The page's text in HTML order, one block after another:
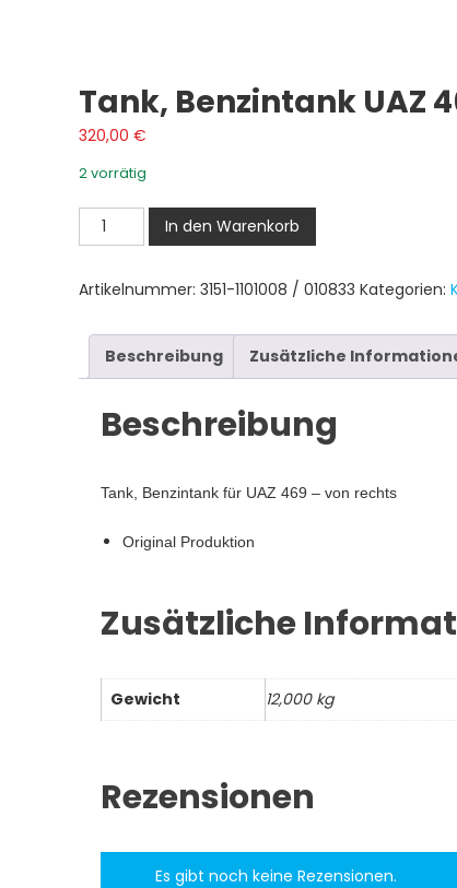
Tank, Benzintank UAZ
320,00 €
2 vorrätig
Tank,
Benzintank
469
Rechts
Menge
In den Warenkorb
Artikelnummer: 3151-1101008 / 010833 Kategorien:
Beschreibung Zusätzliche
Beschreibung
Tank, Benzintank für UAZ 469 – von rechts
Original Produktion
Zusätzliche
Gewicht 12,000 kg
Rezensionen
Es gibt noch keine Rezensionen.